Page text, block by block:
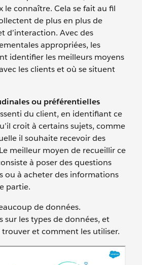
le connaître. Cela se fait au fil
de plus en plus de
d’interaction. Avec des
appropriées, les
identifier les meilleurs moyens
les clients et où se situent
ou préférentielles
du client, en identifiant ce
croit à certains sujets, comme
il souhaite recevoir des
meilleur moyen de recueillir ce
à poser des questions
ou à acheter des informations
partie.
de données.
sur les types de données, et
et comment les utiliser.